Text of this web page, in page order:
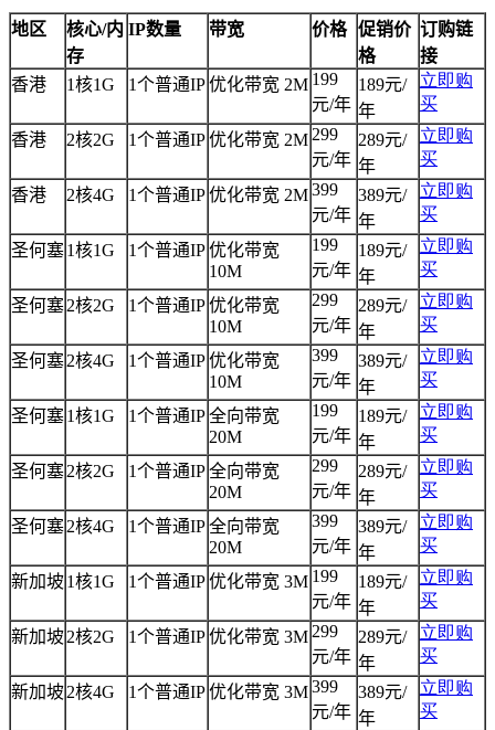
地区 核心/内
存
IP数量 带宽 价格 促销价
格
订购链
接
香港
1核1G 1个普通IP优化带宽 2M 199
元/年
189元/
年
立即购
买
香港
2核2G 1个普通IP优化带宽 2M 299
元/年
289元/
年
立即购
买
香港
2核4G 1个普通IP优化带宽 2M399
元/年
389元/
年
立即购
买
圣何塞1核1G 1个普通IP优化带宽
10M
199
元/年
189元/
年
立即购
买
圣何塞2核2G 1个普通IP优化带宽
10M
299
元/年
289元/
年
立即购
买
圣何塞2核4G 1个普通IP优化带宽
10M
399
元/年
389元/
年
立即购
买
圣何塞1核1G 1个普通IP全向带宽
20M
199
元/年
189元/
年
立即购
买
圣何塞2核2G 1个普通IP全向带宽
20M
299
元/年
289元/
年
立即购
买
圣何塞2核4G 1个普通IP全向带宽
20M
399
元/年
389元/
年
立即购
买
新加坡1核1G 1个普通IP优化带宽 3M 199
元/年
189元/
年
立即购
买
新加坡2核2G 1个普通IP优化带宽 3M 299
元/年
289元/
年
立即购
买
新加坡2核4G 1个普通IP优化带宽 3M399
元/年
389元/
年
立即购
买